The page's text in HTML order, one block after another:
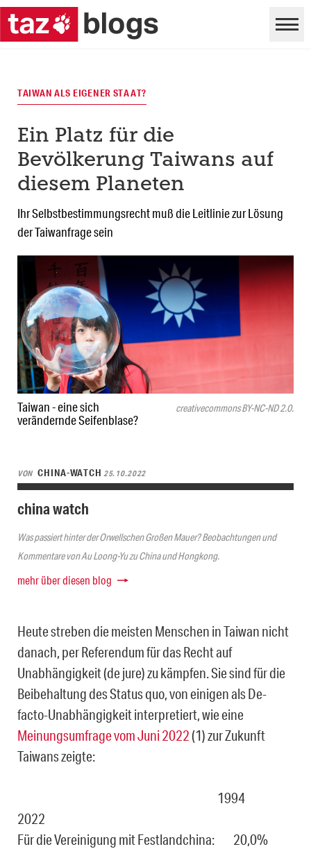
Taiwan - eine sich
verändernde Seifenblase?
creativecommons BY-NC-ND 2.0.
TAIWAN ALS EIGENER STAAT?
Ein Platz für die
Bevölkerung Taiwans auf
diesem Planeten
Ihr Selbstbestimmungsrecht muß die Leitlinie zur Lösung
der Taiwanfrage sein
VON CHINA-WATCH 25.10.2022
china watch
Was passiert hinter der Orwellschen Großen Mauer? Beobachtungen und
Kommentare von Au Loong-Yu zu China und Hongkong.
mehr über diesen blog
Heute streben die meisten Menschen in Taiwan nicht
danach, per Referendum für das Recht auf
Unabhängigkeit (de jure) zu kämpfen. Sie sind für die
Beibehaltung des Status quo, von einigen als De-
facto-Unabhängigkeit interpretiert, wie eine
Meinungsumfrage vom Juni 2022(1) zur Zukunft
Taiwans zeigte:
1994
2022
Für die Vereinigung mit Festlandchina: 20,0%